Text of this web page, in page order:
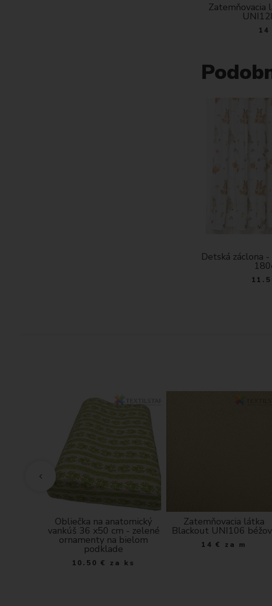
Zatemňovacia
14
Detská záclona
Obliečka na anatomický
vankúš 36 x50 cm - zelené
ornamenty na bielom
podklade
10.50 € za ks
Zatemňovacia látka
Blackout UNI106
14 € za m